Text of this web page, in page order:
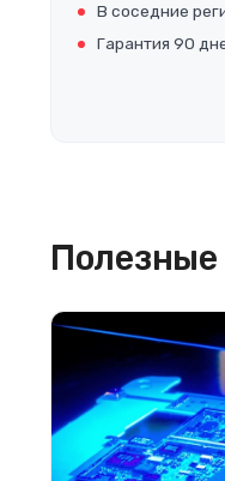
В соседние
Гарантия 90
Полезные